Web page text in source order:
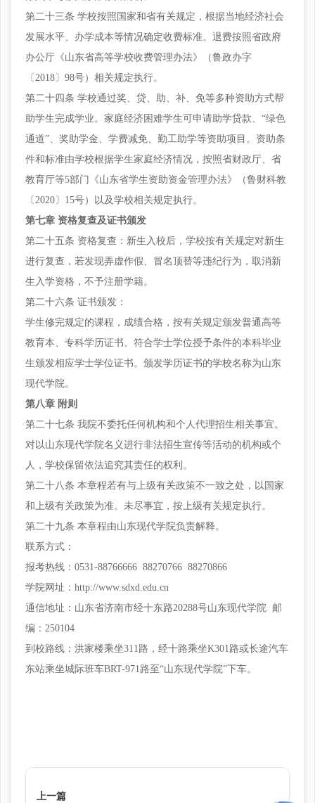
第二十三条 学校按照国家和省有关规定，根据当地经济社会
发展水平、办学成本等情况确定收费标准。退费按照省政府
办公厅《山东省高等学校收费管理办法》（鲁政办字
〔2018〕98号）相关规定执行。
第二十四条 学校通过奖、贷、助、补、免等多种资助方式帮
助学生完成学业。家庭经济困难学生可申请助学贷款、“绿色
通道”、奖助学金、学费减免、勤工助学等资助项目。资助条
件和标准由学校根据学生家庭经济情况，按照省财政厅、省
教育厅等5部门《山东省学生资助资金管理办法》（鲁财科教
〔2020〕15号）以及学校相关规定执行。
第七章 资格复查及证书颁发
第二十五条 资格复查：新生入校后，学校按有关规定对新生
进行复查，若发现弄虚作假、冒名顶替等违纪行为，取消新
生入学资格，不予注册学籍。
第二十六条 证书颁发：
学生修完规定的课程，成绩合格，按有关规定颁发普通高等
教育本、专科学历证书。符合学士学位授予条件的本科毕业
生颁发相应学士学位证书。颁发学历证书的学校名称为山东
现代学院。
第八章 附则
第二十七条 我院不委托任何机构和个人代理招生相关事宜。
对以山东现代学院名义进行非法招生宣传等活动的机构或个
人，学校保留依法追究其责任的权利。
第二十八条 本章程若有与上级有关政策不一致之处，以国家
和上级有关政策为准。未尽事宜，按上级有关规定执行。
第二十九条 本章程由山东现代学院负责解释。
联系方式：
报考热线： 0531-88766666 88270766 88270866
学院网址： http://www.sdxd.edu.cn
通信地址：山东省济南市经十东路20288号山东现代学院 邮
编：250104
到校路线：洪家楼乘坐311路，经十路乘坐K301路或长途汽车
东站乘坐城际班车BRT-971路至“山东现代学院”下车。
上一篇